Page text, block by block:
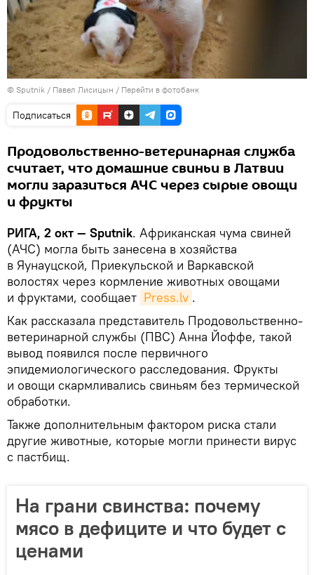
© Sputnik / Павел Лисицын / Перейти в фотобанк
Подписаться
Продовольственно-ветеринарная служба
считает, что домашние свиньи в Латвии
могли заразиться АЧС через сырые овощи
и фрукты
РИГА, 2 окт — Sputnik. Африканская чума свиней
(АЧС) могла быть занесена в хозяйства
в Яунауцской, Приекульской и Варкавской
волостях через кормление животных овощами
и фруктами, сообщает Press.lv .
Как рассказала представитель Продовольственно-
ветеринарной службы (ПВС) Анна Йоффе, такой
вывод появился после первичного
эпидемиологического расследования. Фрукты
и овощи скармливались свиньям без термической
обработки.
Также дополнительным фактором риска стали
другие животные, которые могли принести вирус
с пастбищ.
На грани свинства: почему
мясо в дефиците и что будет с
ценами